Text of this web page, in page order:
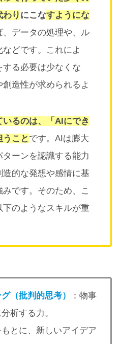
り にこなすようにな
、データの処理や、ル
どです。これによ
する必要は少なくな
造性が求められるよ
るのは、「AIにでき
こと です。AIは膨大
ーンを認識する能力
的な発想や感情に基
です。そのため、こ
のようなスキルが重
（批判的思考）
：物事
析する力。
とに、新しいアイデア